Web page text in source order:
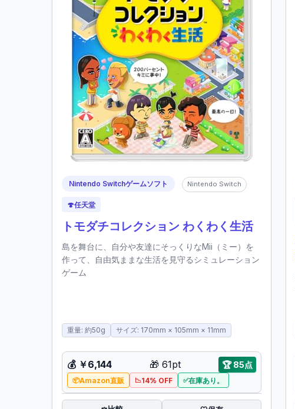
Nintendo Switchゲームソフト Nintendo Switch
🍄任天堂
トモダチコレクション わくわく生活
島を舞台に、自分や友達にそっくりなMii（ミー）を
作って、自由気ままな生活を見守るシミュレーション
ゲーム
重量: 約50g サイズ: 170mm × 105mm × 11mm
💰 ￥6,144 🎁 61pt 🏆85点
Amazon直販 14% OFF 在庫あり。